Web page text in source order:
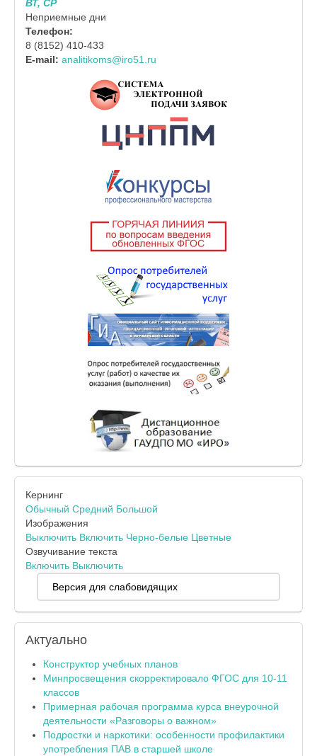
ВТ, СР
Неприемные дни
Телефон:
8 (8152) 410-433
E-mail: analitikoms@iro51.ru
Кернинг
Обычный Средний Большой
Изображения
Выключить Включить Черно-белые Цветные
Озвучивание текста
Включить Выключить
Версия для слабовидящих
Актуально
Конструктор учебных планов
Минпросвещения скорректировало ФГОС для 10-11
классов
Примерная рабочая программа курса внеурочной
деятельности «Разговоры о важном»
Подростки и наркотики: особенности профилактики
употребления ПАВ в старшей школе